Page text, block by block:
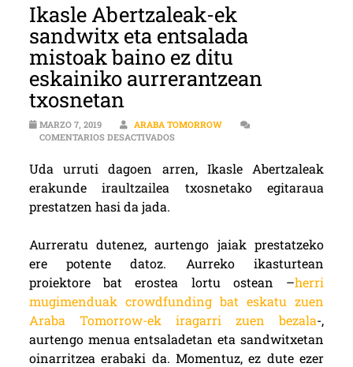
Ikasle Abertzaleak-ek
sandwitx eta entsalada
mistoak baino ez ditu
eskainiko aurrerantzean
txosnetan
MARZO 7, 2019
ARABA TOMORROW
COMENTARIOS DESACTIVADOSEN IKASLE ABERTZALEAK-EK
Uda urruti dagoen arren, Ikasle Abertzaleak
erakunde iraultzailea txosnetako egitaraua
prestatzen hasi da jada.
Aurreratu dutenez, aurtengo jaiak prestatzeko
ere potente datoz. Aurreko ikasturtean
proiektore bat erostea lortu ostean –herri
mugimenduak crowdfunding bat eskatu zuen
Araba Tomorrow-ek iragarri zuen bezala-,
aurtengo menua entsaladetan eta sandwitxetan
oinarritzea erabaki da. Momentuz, ez dute ezer